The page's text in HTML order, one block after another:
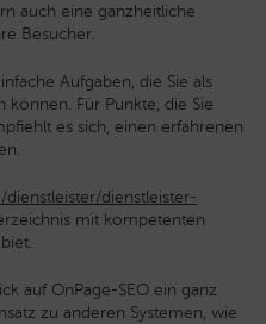
auch eine ganzheitliche
Besucher.
Aufgaben, die Sie als
können. Für Punkte, die Sie
es sich, einen erfahrenen
dienstleister-
mit kompetenten
auf OnPage-SEO ein ganz
zu anderen Systemen, wie